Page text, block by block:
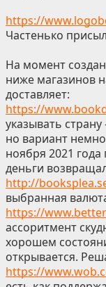
https://
Частенько
На момент
ниже магазинов
доставляет:
https://
указывать
но вариант
ноября 2021
деньги
http://
выбранная
https://
ассоритмент
хорошем
открывается.
https://